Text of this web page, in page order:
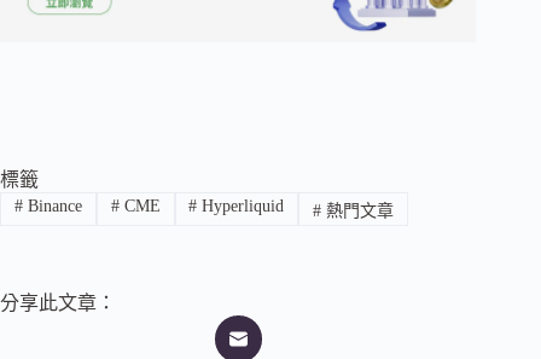
標籤
#Binance #CME # Hyperliquid # 熱門文章
分享此文章：